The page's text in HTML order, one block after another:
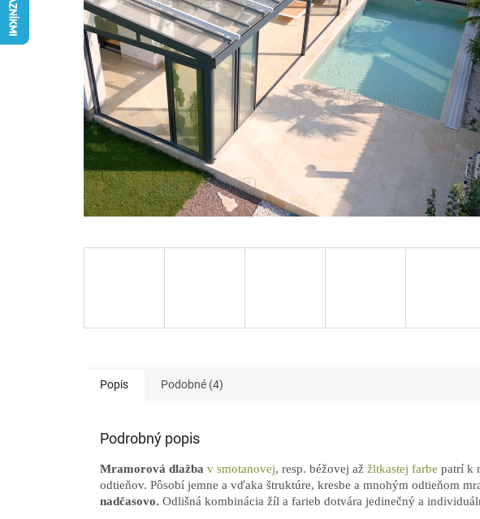
Popis Podobné (4)
Podrobný popis
Mramorová dlažba v smotanovej, resp. béžovej až žltkastej farbe patrí k
odtieňov. Pôsobí jemne a vďaka štruktúre, kresbe a mnohým odtieňom
nadčasovo. Odlišná kombinácia žíl a farieb dotvára jedinečný a